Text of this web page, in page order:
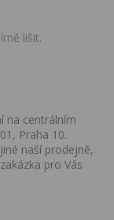
lišit.
na centrálním
Praha 10.
naší prodejně,
pro Vás